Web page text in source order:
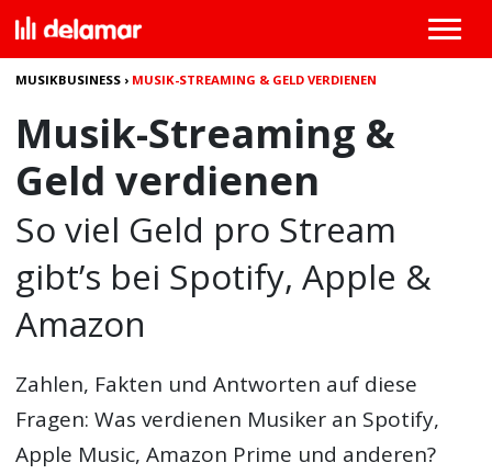
MUSIKBUSINESS › MUSIK-STREAMING & GELD VERDIENEN
Musik-Streaming &
Geld verdienen
So viel Geld pro Stream
gibt’s bei Spotify, Apple &
Amazon
Zahlen, Fakten und Antworten auf diese
Fragen: Was verdienen Musiker an Spotify,
Apple Music, Amazon Prime und anderen?